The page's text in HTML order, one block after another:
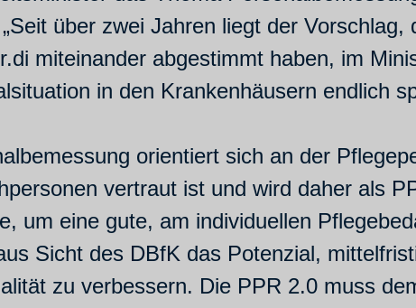
über zwei Jahren liegt der Vorschlag,
miteinander abgestimmt haben, im
in den Krankenhäusern endlich
orientiert sich an der
vertraut ist und wird daher als
um eine gute, am individuellen
Sicht des DBfK das Potenzial,
zu verbessern. Die PPR 2.0 muss